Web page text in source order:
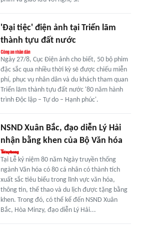
'Đại tiệc' điện ảnh tại Triển lãm
thành tựu đất nước
Ngày 27/8, Cục Điện ảnh cho biết, 50 bộ phim
đặc sắc qua nhiều thời kỳ sẽ được chiếu miễn
phí, phục vụ nhân dân và du khách tham quan
Triển lãm thành tựu đất nước '80 năm hành
trình Độc lập – Tự do – Hạnh phúc'.
NSND Xuân Bắc, đạo diễn Lý Hải
nhận bằng khen của Bộ Văn hóa
Tại Lễ kỷ niệm 80 năm Ngày truyền thống
ngành Văn hóa có 80 cá nhân có thành tích
xuất sắc tiêu biểu trong lĩnh vực văn hóa,
thông tin, thể thao và du lịch được tặng bằng
khen. Trong đó, có thể kể đến NSND Xuân
Bắc, Hòa Minzy, đạo diễn Lý Hải...